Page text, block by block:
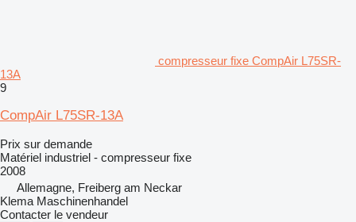
compresseur fixe CompAir L75SR-
13A
9
CompAir L75SR-13A
Prix sur demande
Matériel industriel - compresseur fixe
2008
Allemagne, Freiberg am Neckar
Klema Maschinenhandel
Contacter le vendeur